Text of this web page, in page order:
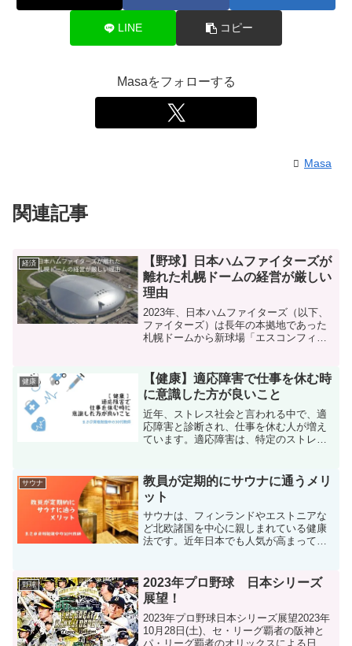
LINE コピー
Masaをフォローする
Masa
関連記事
経済
【野球】日本ハムファイターズが
離れた札幌ドームの経営が厳しい
理由
2023年、日本ハムファイターズ（以下、
ファイターズ）は長年の本拠地であった
札幌ドームから新球場「エスコンフィー
上に札幌ドームの経営に大きな影響を与
えるものでした。ここ...
健康
【健康】適応障害で仕事を休む時
に意識した方が良いこと
近年、ストレス社会と言われる中で、適
応障害と診断され、仕事を休む人が増え
ています。適応障害は、特定のストレス
す。しかし、仕事を休むことに罪悪感や
焦りを感じ、どのように過...
サウナ
教員が定期的にサウナに通うメリ
ット
サウナは、フィンランドやエストニアな
ど北欧諸国を中心に親しまれている健康
法です。近年日本でも人気が高まってお
ど、常に多くのストレスにさらされてい
ます。そんな教員にとって...
野球
2023年プロ野球 日本シリーズ
展望！
2023年プロ野球日本シリーズ展望2023年
10月28日(土)、セ・リーグ覇者の阪神と
パ・リーグ覇者のオリックスによる日本